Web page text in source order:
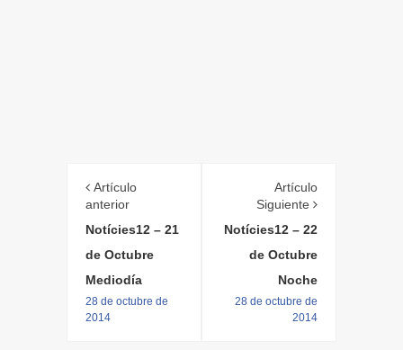
Artículo
anterior
Notícies12 – 21
de Octubre
Mediodía
28 de octubre de
2014
Artículo
Siguiente
Notícies12 – 22
de Octubre
Noche
28 de octubre de
2014